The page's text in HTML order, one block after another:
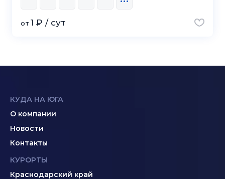
от 1 ₽ / сут
КУДА НА ЮГА
О компании
Новости
Контакты
КУРОРТЫ
Краснодарский край